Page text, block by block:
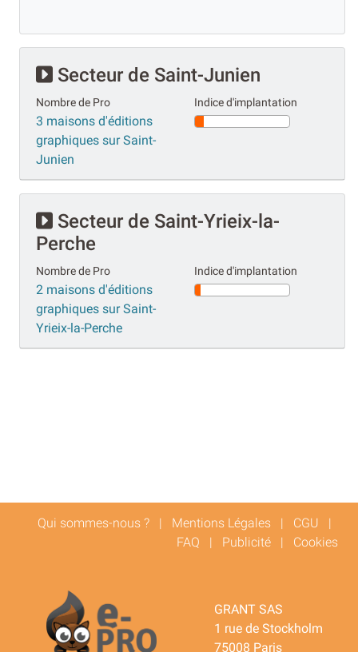
Secteur de Saint-Junien
Nombre de Pro
3 maisons d'éditions
graphiques sur Saint-
Junien
Indice d'implantation
Secteur de Saint-Yrieix-la-
Perche
Nombre de Pro
2 maisons d'éditions
graphiques sur Saint-
Yrieix-la-Perche
Indice d'implantation
Qui sommes-nous ? | Mentions Légales | CGU |
FAQ | Publicité | Cookies
GRANT SAS
1 rue de Stockholm
75008 Paris